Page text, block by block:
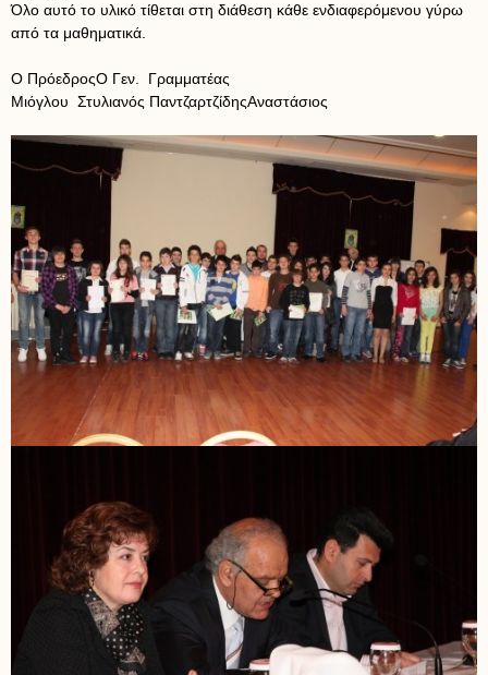
Όλο αυτό το υλικό τίθεται στη διάθεση κάθε ενδιαφερόμενου γύρω
από τα μαθηματικά.
Ο ΠρόεδροςΟ Γεν. Γραμματέας
Μιόγλου Στυλιανός ΠαντζαρτζίδηςΑναστάσιος